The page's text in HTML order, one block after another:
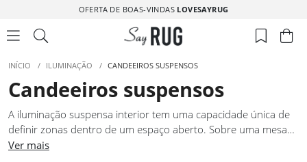
OFERTA DE BOAS-VINDAS LOVESAYRUG
INÍCIO / ILUMINAÇÃO / CANDEEIROS SUSPENSOS
Candeeiros suspensos
A iluminação suspensa interior tem uma capacidade única de
definir zonas dentro de um espaço aberto. Sobre uma mesa
de refeições, num hall de entrada ou acima de uma ilha de
Ver mais